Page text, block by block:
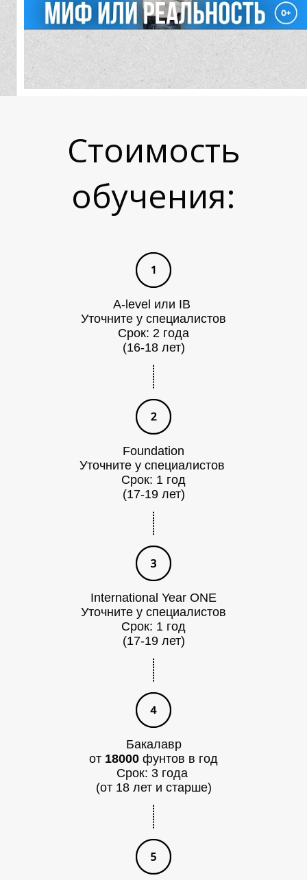
Т
О
И
Стоимость
обучения:
A-level или IB
Уточните у специалистов
Срок: 2 года
(16-18 лет)
Foundation
Уточните у специалистов
Срок: 1 год
(17-19 лет)
International Year ONE
Уточните у специалистов
Срок: 1 год
(17-19 лет)
Бакалавр
от 18000 фунтов в год
Срок: 3 года
(от 18 лет и старше)